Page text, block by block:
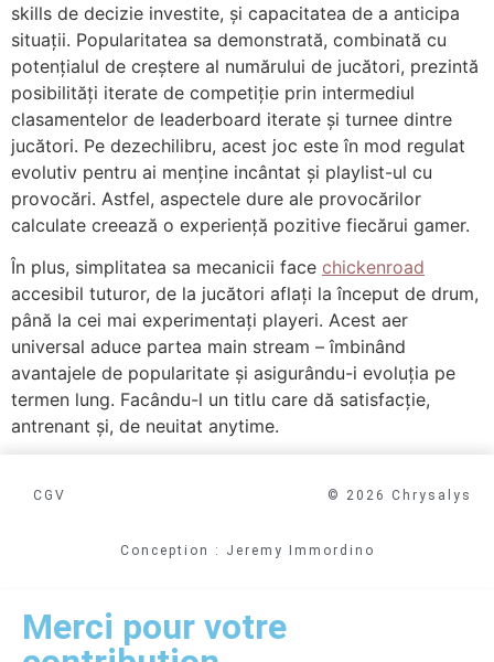
skills de decizie investite, și capacitatea de a anticipa
situații. Popularitatea sa demonstrată, combinată cu
potențialul de creștere al numărului de jucători, prezintă
posibilități iterate de competiție prin intermediul
clasamentelor de leaderboard iterate și turnee dintre
jucători. Pe dezechilibru, acest joc este în mod regulat
evolutiv pentru ai menține incântat și playlist-ul cu
provocări. Astfel, aspectele dure ale provocărilor
calculate creează o experiență pozitive fiecărui gamer.
În plus, simplitatea sa mecanicii face chickenroad
accesibil tuturor, de la jucători aflați la început de drum,
până la cei mai experimentați playeri. Acest aer
universal aduce partea main stream – îmbinând
avantajele de popularitate și asigurându-i evoluția pe
termen lung. Facându-l un titlu care dă satisfacție,
antrenant și, de neuitat anytime.
CGV © 2026 Chrysalys
Conception : Jeremy Immordino
Merci pour votre